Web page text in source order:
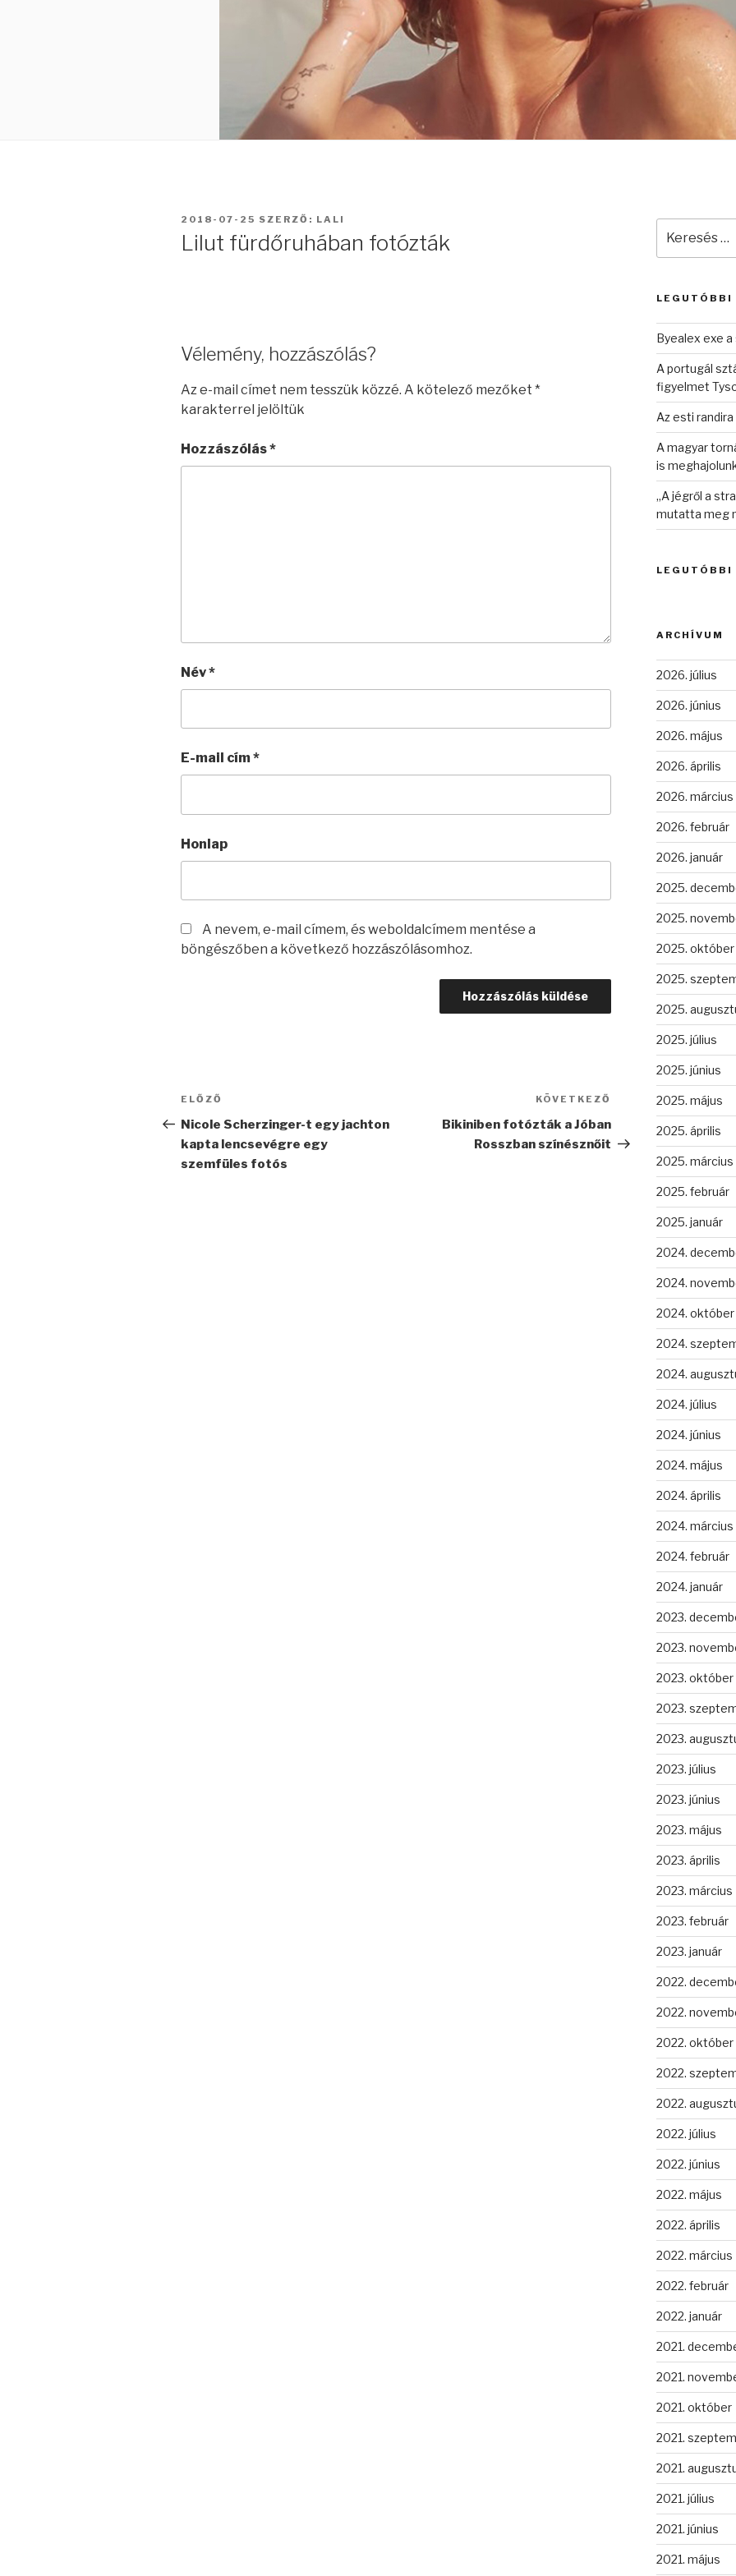
BEKÜLDVE:
2018-07-25 SZERZŐ: LALI
Lilut fürdőruhában fotózták
Vélemény, hozzászólás?
Az e-mail címet nem tesszük közzé. A kötelező mezőket *
karakterrel jelöltük
Hozzászólás*
Név*
E-mail cím*
Honlap
A nevem, e-mail címem, és weboldalcímem mentése a
böngészőben a következő hozzászólásomhoz.
Bejegyzés
navigáció
Korábbi
bejegyzés
ELŐZŐ
Nicole Scherzinger-t egy jachton
kapta lencsevégre egy
szemfüles fotós
Következő
bejegyzés
KÖVETKEZŐ
Bikiniben fotózták a Jóban
Rosszban színésznőit
következő
LEGUTÓBBI
Byealex exe
A portugál
figyelmet
Az esti
A magyar
is
„A jégről a
mutatta meg
LEGUTÓBBI
ARCHÍVUM
2026. július
2026. június
2026. május
2026. április
2026. március
2026. február
2026. január
2025.
2025.
2025. október
2025.
2025.
2025. július
2025. június
2025. május
2025. április
2025. március
2025. február
2025. január
2024.
2024.
2024. október
2024.
2024.
2024. július
2024. június
2024. május
2024. április
2024. március
2024. február
2024. január
2023.
2023.
2023. október
2023.
2023.
2023. július
2023. június
2023. május
2023. április
2023. március
2023. február
2023. január
2022.
2022.
2022. október
2022.
2022.
2022. július
2022. június
2022. május
2022. április
2022. március
2022. február
2022. január
2021.
2021.
2021. október
2021.
2021.
2021. július
2021. június
2021. május